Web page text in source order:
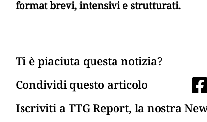
format brevi, intensivi e strutturati.
Ti è piaciuta questa notizia?
Condividi questo articolo
Iscriviti a TTG Report, la nostra